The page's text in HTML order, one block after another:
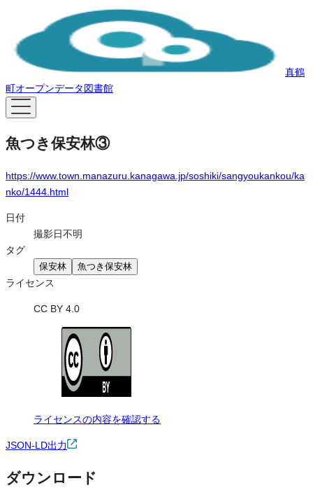
真鶴
町オープンデータ図書館
魚つき保安林③
https://www.town.manazuru.kanagawa.jp/soshiki/sangyoukankou/ka
nko/1444.html
日付
撮影日不明
タグ
保安林 魚つき保安林
ライセンス
CC BY 4.0
ライセンスの内容を確認する
JSON-LD出力
ダウンロード